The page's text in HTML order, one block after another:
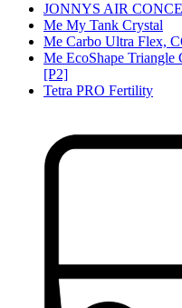
JONNYS AIR
Me My Tank Crystal
Me Carbo Ultra Flex,
Me EcoShape Triangle
[P2]
Tetra PRO Fertility